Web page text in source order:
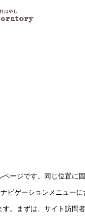
ページです。同じ位置に
ビゲーションメニュー
す。まずは、サイト訪問